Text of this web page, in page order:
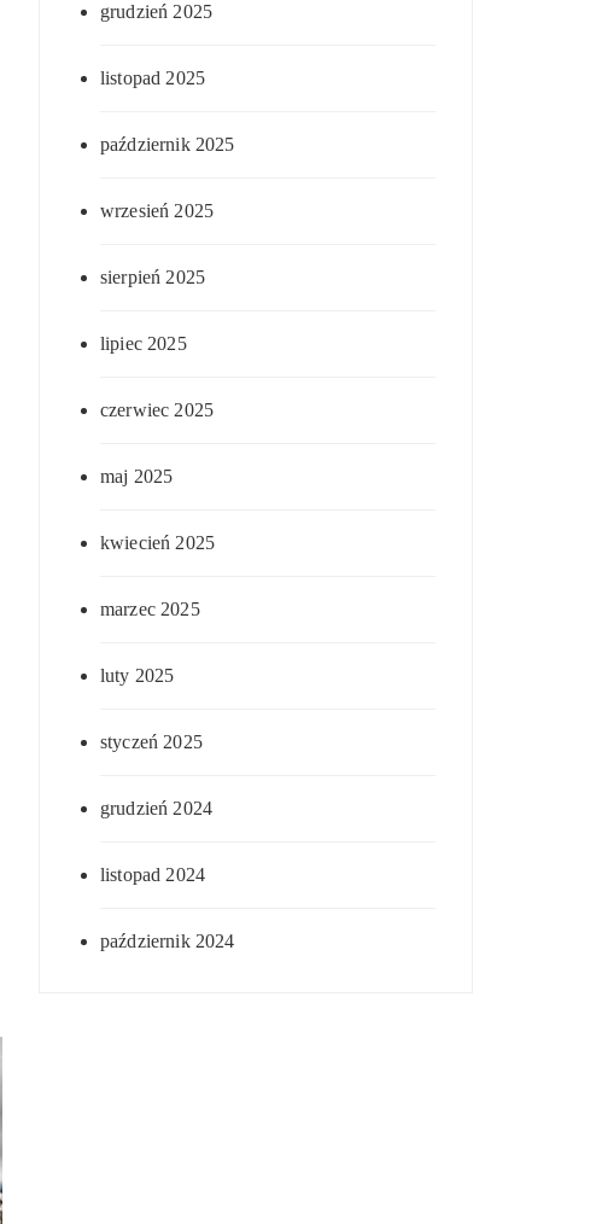
grudzień 2025
listopad 2025
październik 2025
wrzesień 2025
sierpień 2025
lipiec 2025
czerwiec 2025
maj 2025
kwiecień 2025
marzec 2025
luty 2025
styczeń 2025
grudzień 2024
listopad 2024
październik 2024